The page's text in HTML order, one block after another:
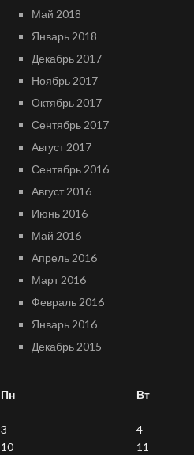
Май 2018
Январь 2018
Декабрь 2017
Ноябрь 2017
Октябрь 2017
Сентябрь 2017
Август 2017
Сентябрь 2016
Август 2016
Июнь 2016
Май 2016
Апрель 2016
Март 2016
Февраль 2016
Январь 2016
Декабрь 2015
Пн Вт
3 4
10
11